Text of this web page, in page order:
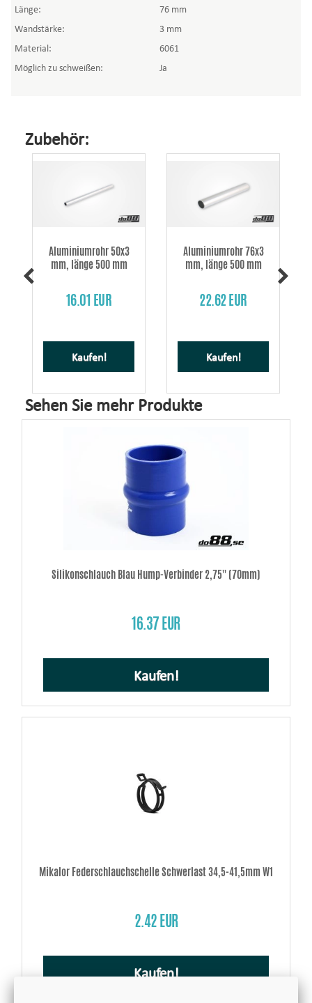
Länge:
76 mm
Wandstärke:
3 mm
Material:
6061
Möglich zu schweißen:
Ja
Zubehör:
Aluminiumrohr 50x3
mm, länge 500 mm
16.01 EUR
Kaufen!
Aluminiumrohr 76x3
mm, länge 500 mm
22.62 EUR
Kaufen!
Sehen Sie mehr Produkte
Silikonschlauch Blau Hump-Verbinder 2,75'' (70mm)
16.37 EUR
Kaufen!
Mikalor Federschlauchschelle Schwerlast 34,5-41,5mm W1
2.42 EUR
Kaufen!